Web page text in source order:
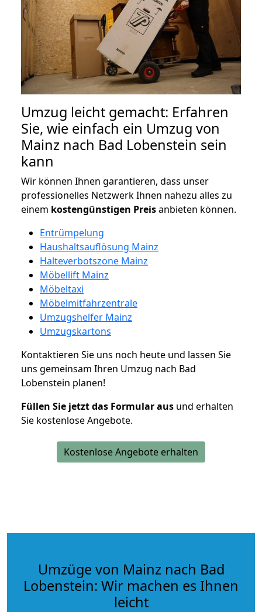
Umzug leicht gemacht: Erfahren
Sie, wie einfach ein Umzug von
Mainz nach Bad Lobenstein sein
kann
Wir können Ihnen garantieren, dass unser
professionelles Netzwerk Ihnen nahezu alles zu
einem kostengünstigen Preisanbieten können.
Entrümpelung
Haushaltsauflösung Mainz
Halteverbotszone Mainz
Möbellift Mainz
Möbeltaxi
Möbelmitfahrzentrale
Umzugshelfer Mainz
Umzugskartons
Kontaktieren Sie uns noch heute und lassen Sie
uns gemeinsam Ihren Umzug nach Bad
Lobenstein planen!
Füllen Sie jetzt das Formular aus und erhalten
Sie kostenlose Angebote.
Kostenlose Angebote erhalten
Umzüge von Mainz nach Bad
Lobenstein: Wir machen es Ihnen
leicht